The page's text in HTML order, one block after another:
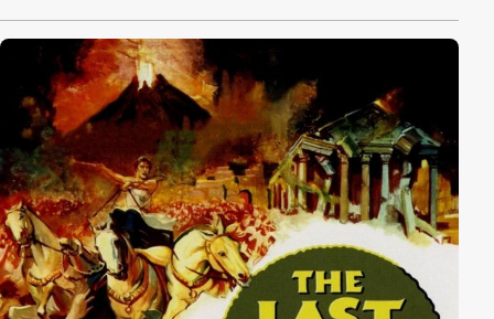
Regime und bezahlte dafür mit seinem Leben.